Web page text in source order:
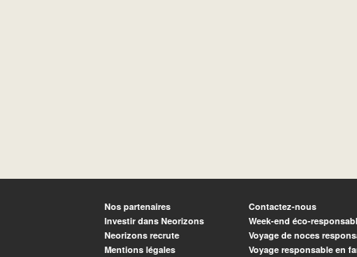
Nos partenaires
Investir dans Neorizons
Neorizons recrute
Mentions légales
Contactez-nous
Week-end éco-
Voyage de noces
Voyage responsable en